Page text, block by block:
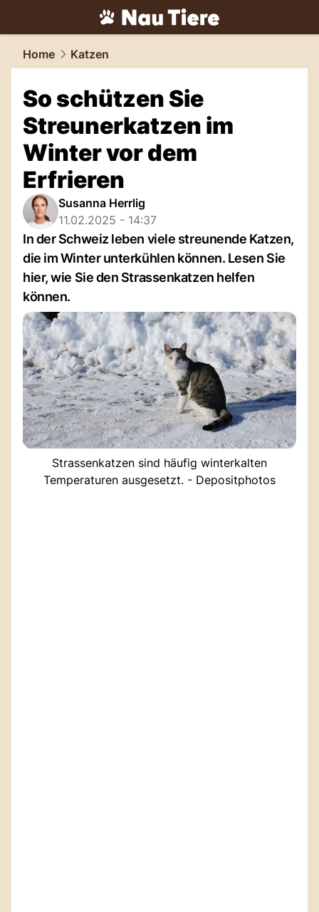
tiere.NAU.ch
Home Katzen
So schützen Sie
Streunerkatzen im
Winter vor dem
Erfrieren
Susanna Herrlig
11.02.2025 - 14:37
In der Schweiz leben viele streunende Katzen,
die im Winter unterkühlen können. Lesen Sie
hier, wie Sie den Strassenkatzen helfen
können.
Strassenkatzen sind häufig winterkalten
Temperaturen ausgesetzt. - Depositphotos